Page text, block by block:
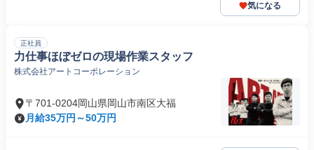
気になる
正社員
力仕事ほぼゼロの現場作業スタッフ
株式会社アートコーポレーション
〒701-0204岡山県岡山市南区大福
月給35万円～50万円